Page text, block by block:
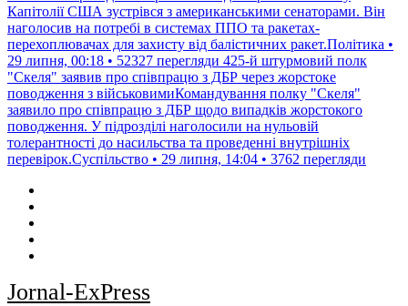
Капітолії США зустрівся з американськими сенаторами. Він
наголосив на потребі в системах ППО та ракетах-
перехоплювачах для захисту від балістичних ракет.Політика •
29 липня, 00:18 • 52327 перегляди 425-й штурмовий полк
"Скеля" заявив про співпрацю з ДБР через жорстоке
поводження з військовимиКомандування полку "Скеля"
заявило про співпрацю з ДБР щодо випадків жорстокого
поводження. У підрозділі наголосили на нульовій
толерантності до насильства та проведенні внутрішніх
перевірок.Суспільство • 29 липня, 14:04 • 3762 перегляди
Jornal-ExPress